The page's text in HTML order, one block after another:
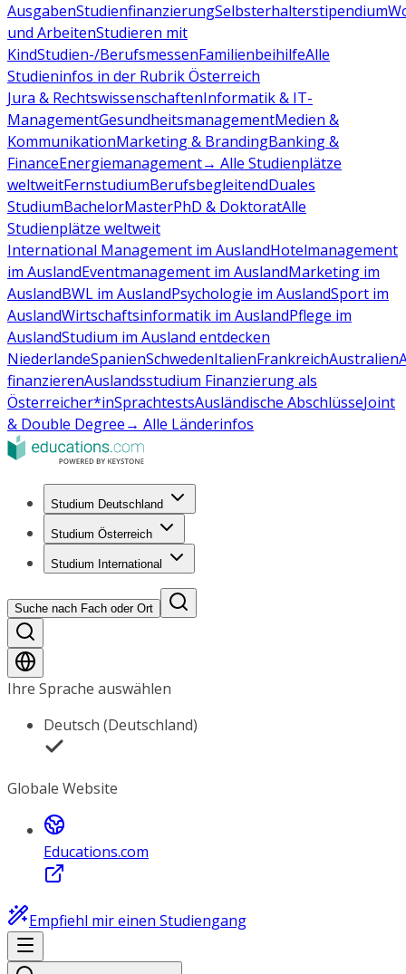
AusgabenStudienfinanzierungSelbsterhalterstipendium
und ArbeitenStudieren mit
KindStudien-/BerufsmessenFamilienbeihilfeAlle
Studieninfos in der Rubrik Österreich
Jura & RechtswissenschaftenInformatik & IT-
ManagementGesundheitsmanagementMedien &
KommunikationMarketing & BrandingBanking &
FinanceEnergiemanagement→ Alle Studienplätze
weltweitFernstudiumBerufsbegleitendDuales
StudiumBachelorMasterPhD & DoktoratAlle
Studienplätze weltweit
International Management im AuslandHotelmanagement
im AuslandEventmanagement im AuslandMarketing im
AuslandBWL im AuslandPsychologie im AuslandSport im
AuslandWirtschaftsinformatik im AuslandPflege im
AuslandStudium im Ausland entdecken
NiederlandeSpanienSchwedenItalienFrankreichAustralien
finanzierenAuslandsstudium Finanzierung als
Österreicher*inSprachtestsAusländische AbschlüsseJoint
& Double Degree→ Alle Länderinfos
Studium Deutschland
Studium Österreich
Studium International
Suche nach Fach oder Ort
Ihre Sprache auswählen
Deutsch (Deutschland)
Globale Website
Educations.com
Empfiehl mir einen Studiengang